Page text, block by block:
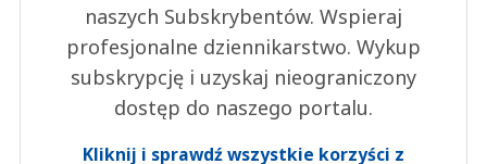
naszych Subskrybentów. Wspieraj
profesjonalne dziennikarstwo. Wykup
subskrypcję i uzyskaj nieograniczony
dostęp do naszego portalu.
Kliknij i sprawdź wszystkie korzyści z